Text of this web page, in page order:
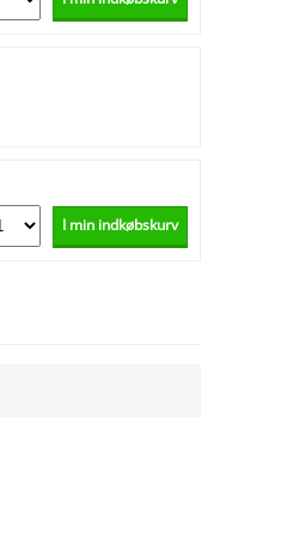
I min indkøbskurv